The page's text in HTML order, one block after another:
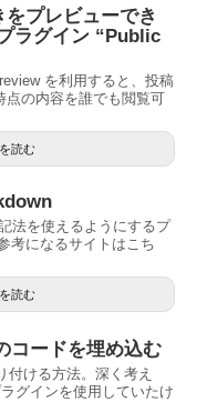
プレビューでき
ラグイン “Public
を利用すると、投稿
点の内容を誰でも閲覧可
読む
法を使えるようにするプ
考になるサイトはこち
読む
ードを埋め込む
付ける方法。深く考え
グインを使用していたけ